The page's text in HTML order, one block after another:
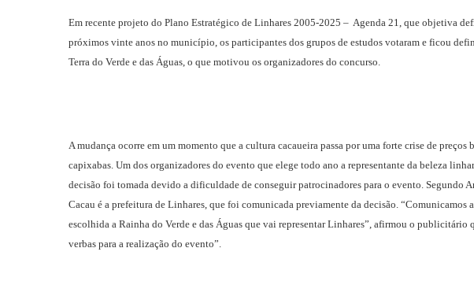
Em recente projeto do Plano Estratégico de Linhares 2005-2025 – Agenda 21, que objetiva
próximos vinte anos no município, os participantes dos grupos de estudos votaram e ficou
Terra do Verde e das Águas, o que motivou os organizadores do concurso.
A mudança ocorre em um momento que a cultura cacaueira passa por uma forte crise de
capixabas. Um dos organizadores do evento que elege todo ano a representante da beleza
decisão foi tomada devido a dificuldade de conseguir patrocinadores para o evento. Segundo
Cacau é a prefeitura de Linhares, que foi comunicada previamente da decisão. “Comunicamos
escolhida a Rainha do Verde e das Águas que vai representar Linhares”, afirmou o publicitário
verbas para a realização do evento”.